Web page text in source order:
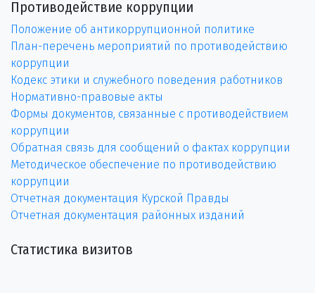
Противодействие коррупции
Положение об антикоррупционной политике
План-перечень мероприятий по противодействию
коррупции
Кодекс этики и служебного поведения работников
Нормативно-правовые акты
Формы документов, связанные с противодействием
коррупции
Обратная связь для сообщений о фактах коррупции
Методическое обеспечение по противодействию
коррупции
Отчетная документация Курской Правды
Отчетная документация районных изданий
Статистика визитов